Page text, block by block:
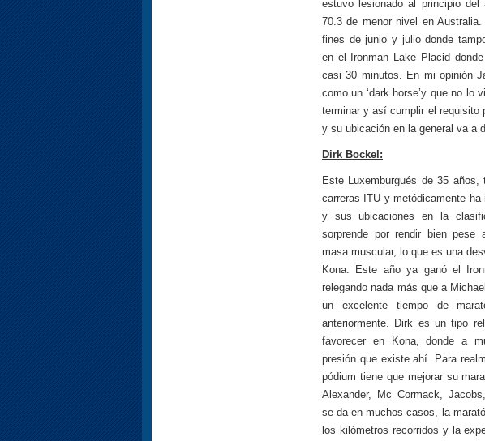
estuvo lesionado al principio
70.3 de menor nivel en
fines de junio y julio donde
en el Ironman Lake Placid
casi 30 minutos. En mi opinión
como un ‘dark horse’y que no lo
terminar y así cumplir el requisito
y su ubicación en la general va a
Dirk Bockel:
Este Luxemburgués de 35 años,
carreras ITU y metódicamente ha
y sus ubicaciones en la
sorprende por rendir bien
masa muscular, lo que es una
Kona. Este año ya ganó el
relegando nada más que a
un excelente tiempo de
anteriormente. Dirk es un tipo
favorecer en Kona, donde a
presión que existe ahí. Para
pódium tiene que mejorar su
Alexander, Mc Cormack,
se da en muchos casos, la
los kilómetros recorridos y la